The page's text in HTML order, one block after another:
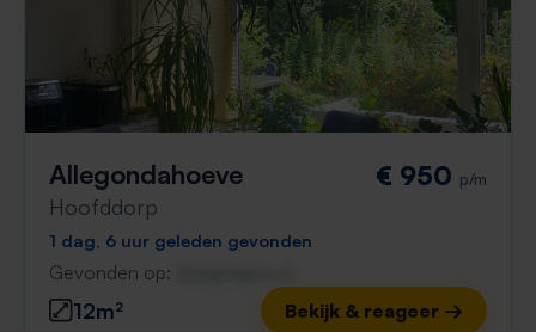
Allegondahoeve
Hoofddorp
€ 950 p/m
1 dag, 6 uur geleden gevonden
Gevonden op:
12m² Bekijk & reageer →